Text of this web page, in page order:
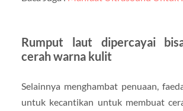
Rumput laut dipercayai
cerah warna kulit
Selainnya menghambat penuaan,
untuk kecantikan untuk membuat